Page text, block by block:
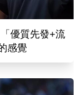
優質先發+流
感覺